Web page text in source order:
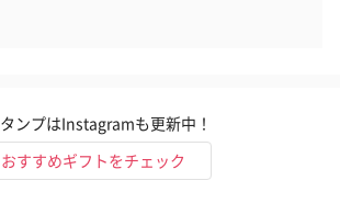
タンプはInstagramも更新中！
おすすめギフトをチェック